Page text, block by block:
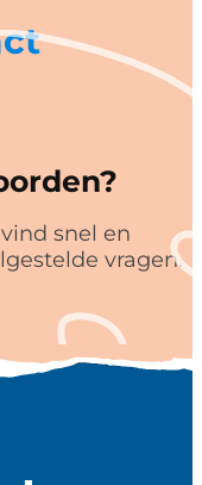
snel en
vragen.